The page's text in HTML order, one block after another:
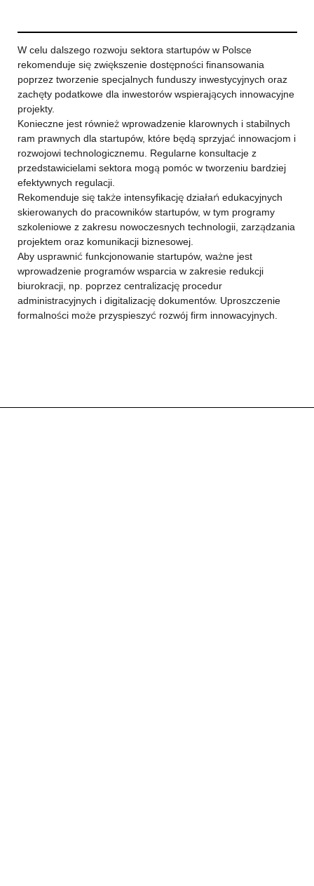
W celu dalszego rozwoju sektora startupów w Polsce
rekomenduje się zwiększenie dostępności finansowania
poprzez tworzenie specjalnych funduszy inwestycyjnych oraz
zachęty podatkowe dla inwestorów wspierających innowacyjne
projekty.
Konieczne jest również wprowadzenie klarownych i stabilnych
ram prawnych dla startupów, które będą sprzyjać innowacjom i
rozwojowi technologicznemu. Regularne konsultacje z
przedstawicielami sektora mogą pomóc w tworzeniu bardziej
efektywnych regulacji.
Rekomenduje się także intensyfikację działań edukacyjnych
skierowanych do pracowników startupów, w tym programy
szkoleniowe z zakresu nowoczesnych technologii, zarządzania
projektem oraz komunikacji biznesowej.
Aby usprawnić funkcjonowanie startupów, ważne jest
wprowadzenie programów wsparcia w zakresie redukcji
biurokracji, np. poprzez centralizację procedur
administracyjnych i digitalizację dokumentów. Uproszczenie
formalności może przyspieszyć rozwój firm innowacyjnych.